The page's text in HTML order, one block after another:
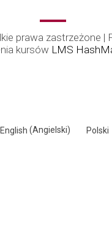
prawa zastrzeżone |
kursów LMS
English (Angielski) Polski